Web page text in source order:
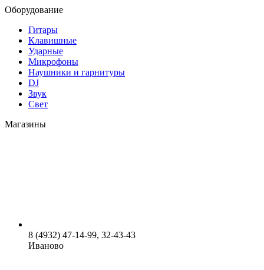
Оборудование
Гитары
Клавишные
Ударные
Микрофоны
Наушники и гарнитуры
DJ
Звук
Свет
Магазины
8 (4932) 47-14-99, 32-43-43
Иваново